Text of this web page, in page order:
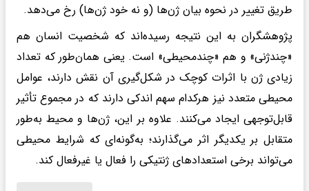
طریق تغییر در نحوه بیان ژن‌ها (و نه خود ژن‌ها) رخ می‌دهد.
پژوهشگران به این نتیجه رسیده‌اند که شخصیت انسان هم
«چندژنی» و هم «چندمحیطی» است. یعنی همان‌طور که تعداد
زیادی ژن با اثرات کوچک در شکل‌گیری آن نقش دارند، عوامل
محیطی متعدد نیز هرکدام سهم اندکی دارند که در مجموع تأثیر
قابل‌توجهی ایجاد می‌کنند. علاوه بر این، ژن‌ها و محیط به‌طور
متقابل بر یکدیگر اثر می‌گذارند؛ به‌گونه‌ای که شرایط محیطی
می‌تواند برخی استعدادهای ژنتیکی را فعال یا غیرفعال کند.